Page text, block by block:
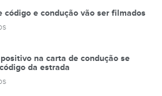
código e condução vão ser filmados
na carta de condução se
da estrada